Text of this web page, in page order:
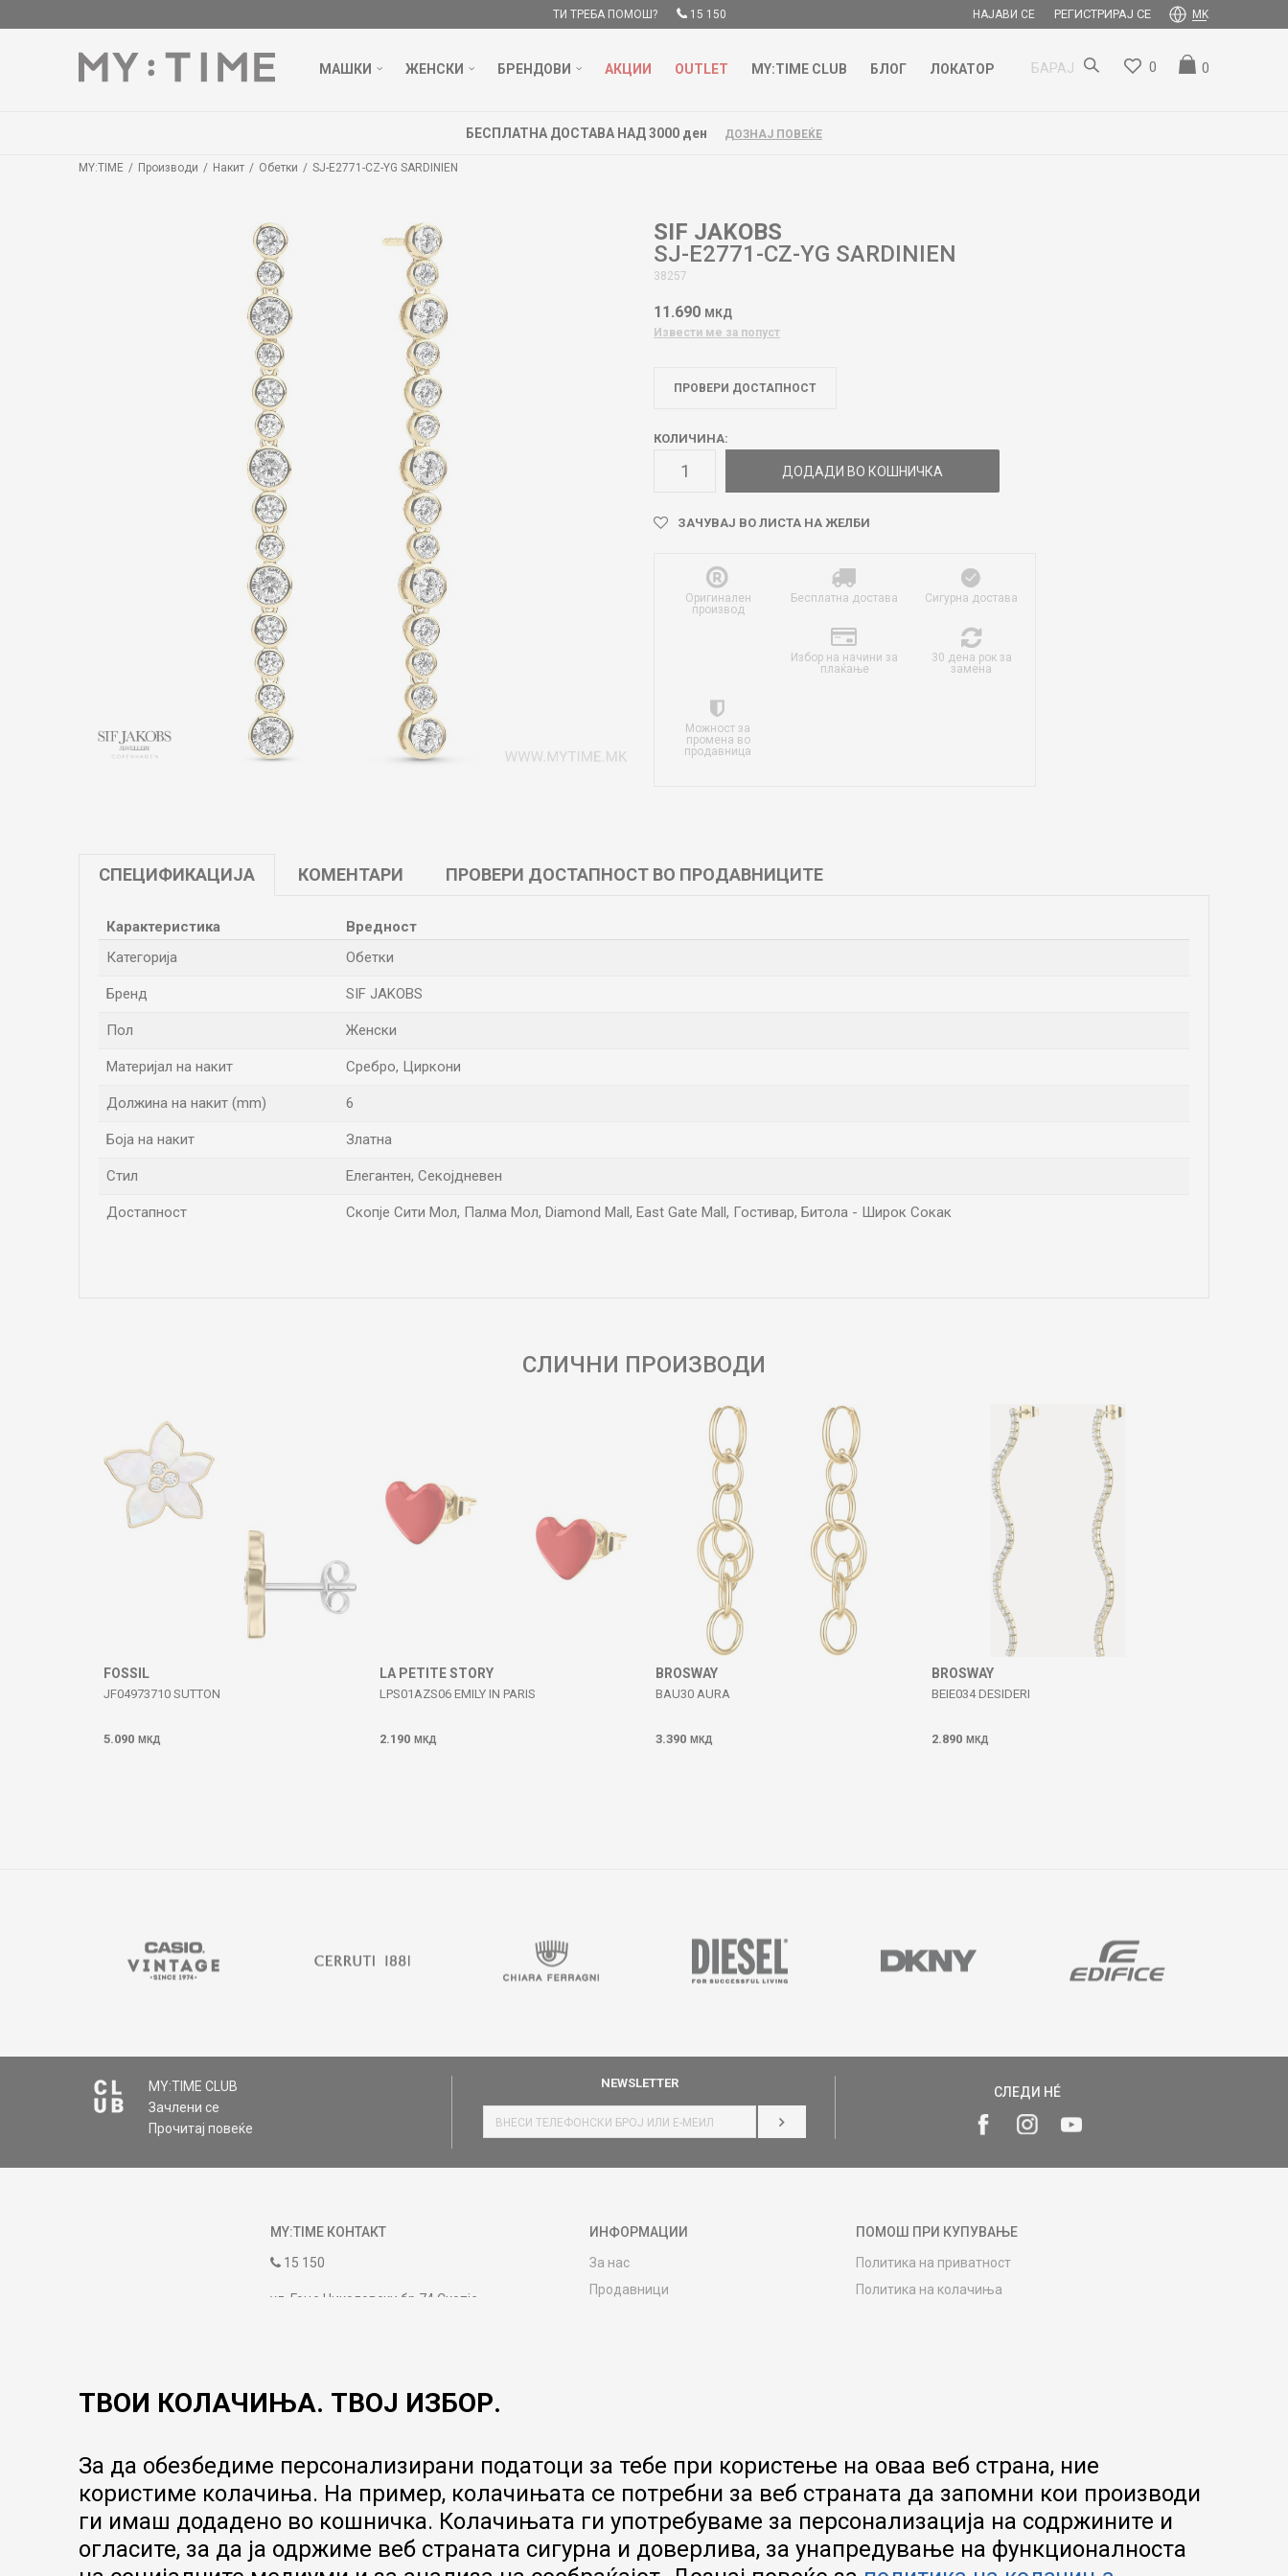
ТИ ТРЕБА ПОМОШ? 15 150 НАЈАВИ СЕ РЕГИСТРИРАЈ СЕ MK
МАШКИ ЖЕНСКИ БРЕНДОВИ АКЦИИ OUTLET MY:TIME CLUB БЛОГ ЛОКАТОР БАРАЈ 0
0
БЕСПЛАТНА ДОСТАВА НАД 3000 ден ДОЗНАЈ ПОВЕЌЕ
MY:TIME Производи Накит Обетки SJ-E2771-CZ-YG SARDINIEN
SIF JAKOBS
SJ-E2771-CZ-YG SARDINIEN
38257
11.690 МКД
Извести ме за попуст
ПРОВЕРИ ДОСТАПНОСТ
КОЛИЧИНА:
ДОДАДИ ВО КОШНИЧКА
ЗАЧУВАЈ ВО ЛИСТА НА ЖЕЛБИ
Оригинален
производ
Бесплатна достава Сигурна достава
Избор на начини за
плаќање
30 дена рок за
замена
Можност за
промена во
продавница
СПЕЦИФИКАЦИЈА КОМЕНТАРИ ПРОВЕРИ ДОСТАПНОСТ ВО ПРОДАВНИЦИТЕ
Карактеристика
Вредност
Категорија
Обетки
Бренд SIF JAKOBS
Пол Женски
Материјал на накит Сребро, Циркони
Должина на накит (mm) 6
Боја на накит Златна
Стил Елегантен, Секојдневен
Достапност Скопје Сити Мол, Палма Мол, Diamond Mall, East Gate Mall, Гостивар, Битола - Широк Сокак
СЛИЧНИ ПРОИЗВОДИ
FOSSIL
JF04973710 SUTTON
5.090 МКД
LA PETITE STORY
LPS01AZS06 EMILY IN PARIS
2.190 МКД
BROSWAY
BAU30 AURA
3.390 МКД
BROSWAY
BEIE034 DESIDERI
2.890 МКД
MY:TIME CLUB
Зачлени се
Прочитај повеќе
NEWSLETTER
НАЈАВИ СЕ
СЛЕДИ НÉ
MY:TIME КОНТАКТ
15 150
ул. Гоце Николовски бр.74 Скопје
09:00 до 17:00
ИНФОРМАЦИИ
За нас
Продавници
Гаранција за производ
Ценовник
ПОМОШ ПРИ КУПУВАЊЕ
Политика на приватност
Политика на колачиња
Product Finder
FAQs
ТВОИ КОЛАЧИЊА. ТВОЈ ИЗБОР.
За да обезбедиме персонализирани податоци за тебе при користење на оваа веб страна, ние
користиме колачиња. На пример, колачињата се потребни за веб страната да запомни кои производи
ги имаш додадено во кошничка. Колачињата ги употребуваме за персонализација на содржините и
огласите, за да ја одржиме веб страната сигурна и доверлива, за унапредување на функционалноста